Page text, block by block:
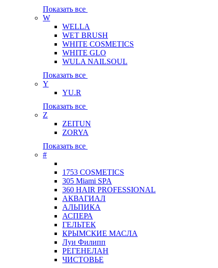
Показать все
W
WELLA
WET BRUSH
WHITE COSMETICS
WHITE GLO
WULA NAILSOUL
Показать все
Y
YU.R
Показать все
Z
ZEITUN
ZORYA
Показать все
#
1753 COSMETICS
305 Miami SPA
360 HAIR PROFESSIONAL
АКВАГИАЛ
АЛЬПИКА
АСПЕРА
ГЕЛЬТЕК
КРЫМСКИЕ МАСЛА
Луи Филипп
РЕГЕНЕЛАН
ЧИСТОВЬЕ